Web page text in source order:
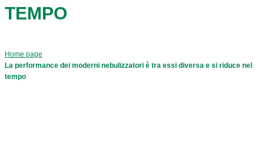
TEMPO
Home page
La performance dei moderni nebulizzatori è tra essi diversa e si riduce nel
tempo